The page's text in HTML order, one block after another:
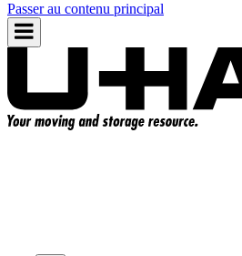
Passer au contenu principal